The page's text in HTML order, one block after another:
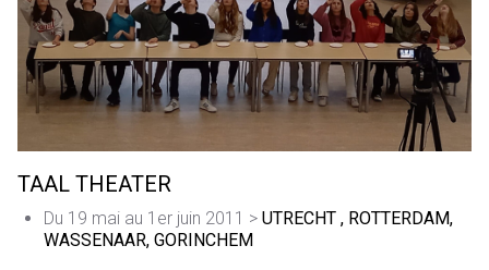
TAAL THEATER
Du 19 mai au 1er juin 2011 > UTRECHT , ROTTERDAM,
WASSENAAR, GORINCHEM